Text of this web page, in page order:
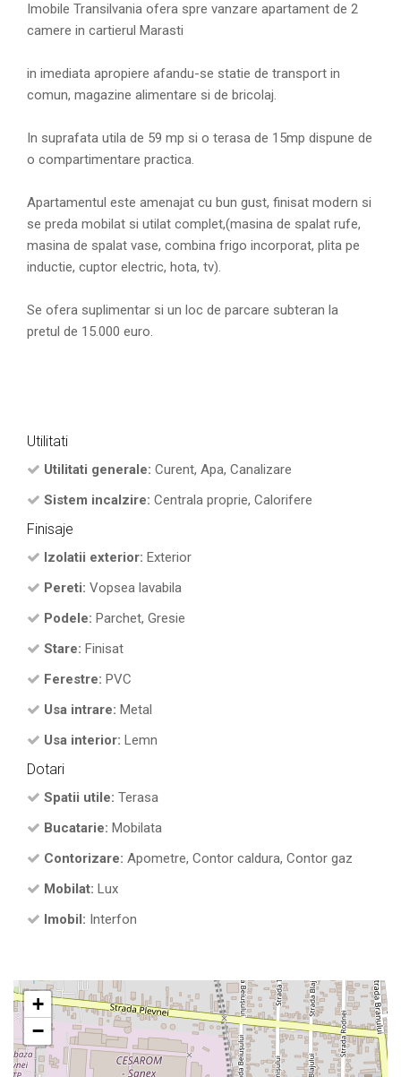
Imobile Transilvania ofera spre vanzare apartament de 2
camere in cartierul Marasti
in imediata apropiere afandu-se statie de transport in
comun, magazine alimentare si de bricolaj.
In suprafata utila de 59 mp si o terasa de 15mp dispune de
o compartimentare practica.
Apartamentul este amenajat cu bun gust, finisat modern si
se preda mobilat si utilat complet,(masina de spalat rufe,
masina de spalat vase, combina frigo incorporat, plita pe
inductie, cuptor electric, hota, tv).
Se ofera suplimentar si un loc de parcare subteran la
pretul de 15.000 euro.
Utilitati
Utilitati generale: Curent, Apa, Canalizare
Sistem incalzire: Centrala proprie, Calorifere
Finisaje
Izolatii exterior: Exterior
Pereti: Vopsea lavabila
Podele: Parchet, Gresie
Stare: Finisat
Ferestre: PVC
Usa intrare: Metal
Usa interior: Lemn
Dotari
Spatii utile: Terasa
Bucatarie: Mobilata
Contorizare: Apometre, Contor caldura, Contor gaz
Mobilat: Lux
Imobil: Interfon
+
−